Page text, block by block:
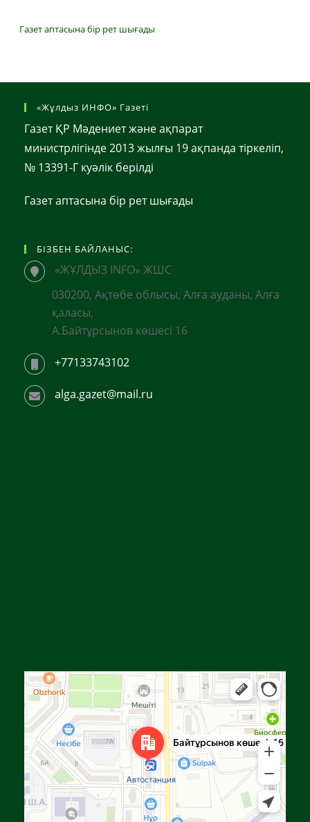
Газет аптасына бір рет шығады
«Жұлдыз ИНФО» Газеті
Газет ҚР Мәдениет және ақпарат
министрлігінде 2013 жылғы 19 ақпанда тіркеліп,
№ 13391-Г куәлік берілді
Газет аптасына бір рет шығады
БІЗБЕН БАЙЛАНЫС:
«ЖҰЛДЫЗ INFO» ЖШС
030200, Ақтөбе облысы, Алға ауданы, Алға
қаласы,
А.Байтұрсынов көшесі 16
+77133743102
alga.gazet@mail.ru
Яндекс Карталар — көлік, навигация, орындарды іздеу